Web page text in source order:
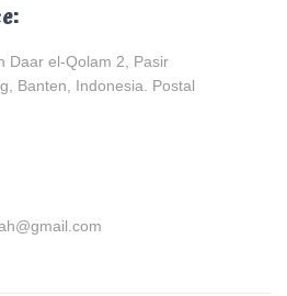
Daar el-Qolam 2, Pasir
Banten, Indonesia. Postal